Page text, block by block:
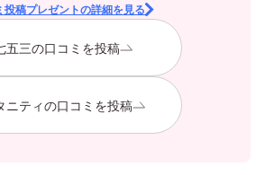
投稿プレゼントの詳細を見る
五三の口コミを投稿
ニティの口コミを投稿